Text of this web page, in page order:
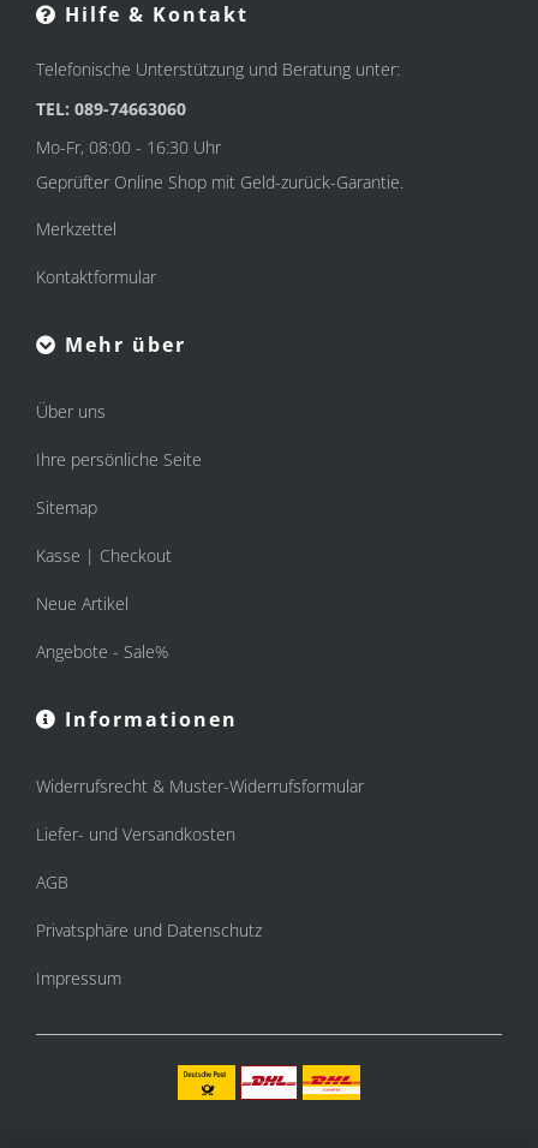
Hilfe & Kontakt
Telefonische Unterstützung und Beratung unter:
TEL: 089-74663060
Mo-Fr, 08:00 - 16:30 Uhr
Geprüfter Online Shop mit Geld-zurück-Garantie.
Merkzettel
Kontaktformular
Mehr über
Über uns
Ihre persönliche Seite
Sitemap
Kasse | Checkout
Neue Artikel
Angebote - Sale%
Informationen
Widerrufsrecht & Muster-Widerrufsformular
Liefer- und Versandkosten
AGB
Privatsphäre und Datenschutz
Impressum